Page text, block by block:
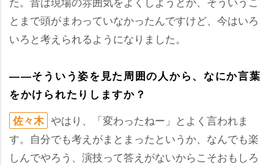
とまで頭がまわっていなかったんですけど、今はいろ
いろと考えられるようになりました。
――そういう姿を見た周囲の人から、なにか言葉
をかけられたりしますか？
佐々木 はり、「変わったねー」とよく言われま
す。自分でも考えがまとまったというか、なんでも楽
しんでやろう、演技って答えがないからこそおもしろ